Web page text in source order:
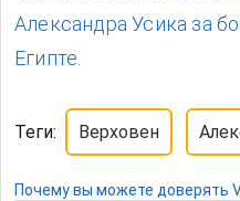
Александра Усика за
Египте.
Теги: Верховен
Почему вы можете доверять